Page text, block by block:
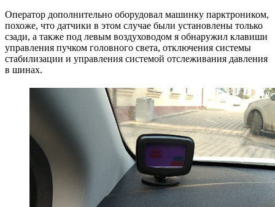
Оператор дополнительно оборудовал машинку парктроником,
похоже, что датчики в этом случае были установлены только
сзади, а также под левым воздуховодом я обнаружил клавиши
управления пучком головного света, отключения системы
стабилизации и управления системой отслеживания давления
в шинах.